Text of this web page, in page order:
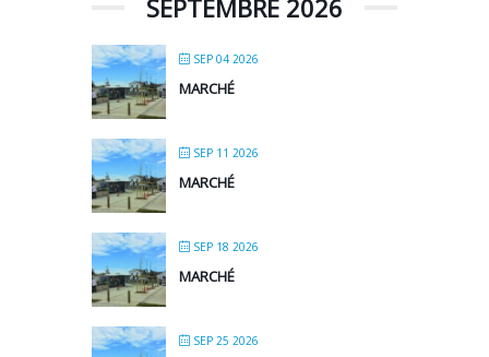
SEPTEMBRE 2026
SEP 04 2026
MARCHÉ
SEP 11 2026
MARCHÉ
SEP 18 2026
MARCHÉ
SEP 25 2026